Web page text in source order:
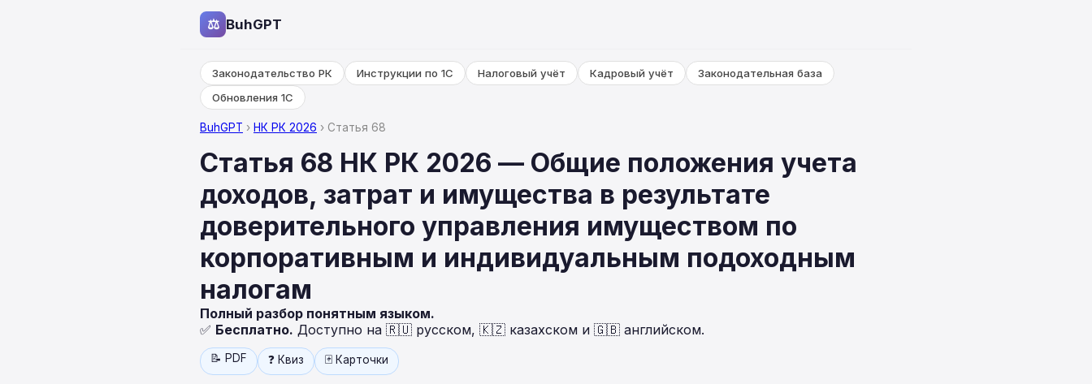
⚖ BuhGPT
Законодательство РК Инструкции по 1С Налоговый учёт Кадровый учёт
Законодательная база
Обновления 1С
BuhGPT › НК РК 2026 › Статья 68
Статья 68 НК РК 2026 — Общие положения учета
доходов, затрат и имущества в результате
доверительного управления имуществом по
корпоративным и индивидуальным подоходным
налогам
Полный разбор понятным языком.
✅ Бесплатно. Доступно на 🇷🇺 русском, 🇰🇿 казахском и 🇬🇧 английском.
📝 PDF ❓ Квиз 🃏 Карточки